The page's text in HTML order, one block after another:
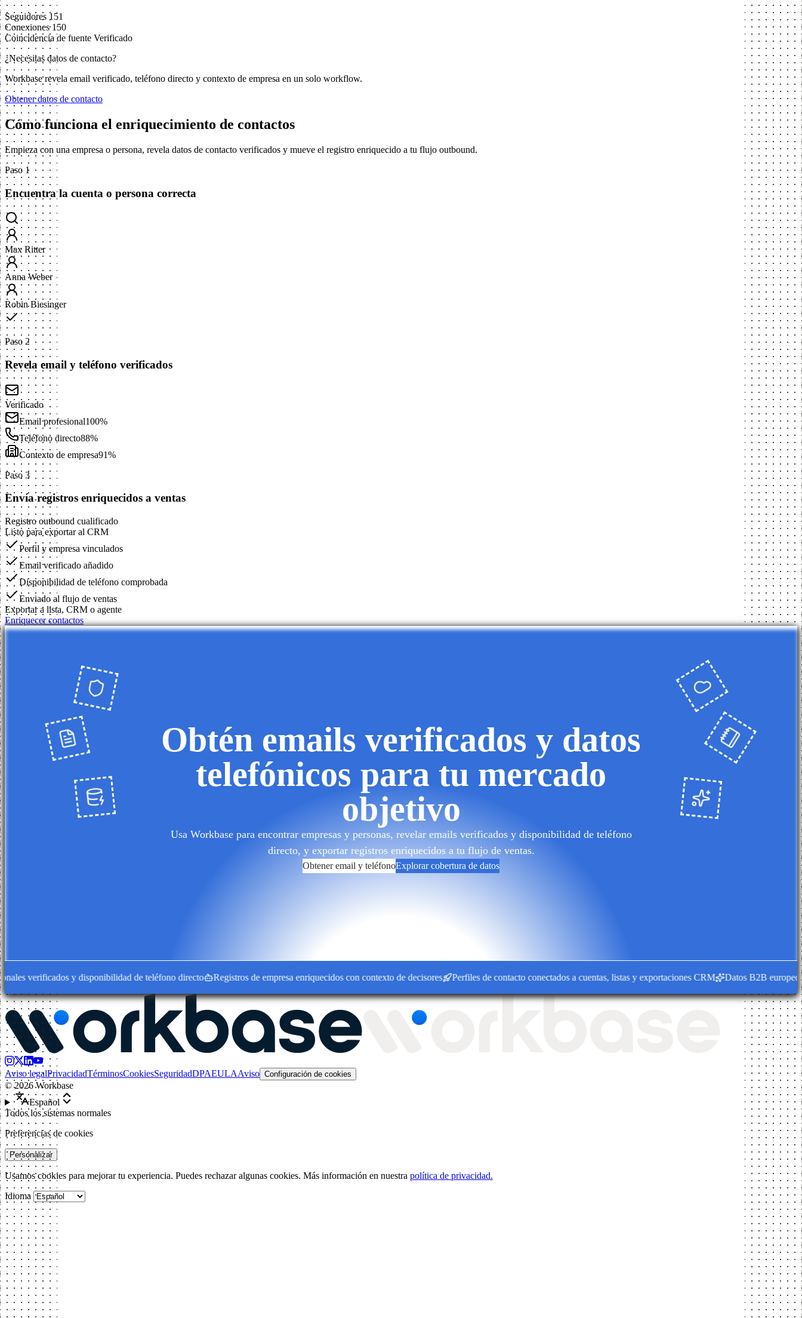
Seguidores 151
Conexiones 150
Coincidencia de fuente Verificado
¿Necesitas datos de contacto?
Workbase revela email verificado, teléfono directo y contexto de empresa en un solo workflow.
Obtener datos de contacto
Cómo funciona el enriquecimiento de contactos
Empieza con una empresa o persona, revela datos de contacto verificados y mueve el registro enriquecido a tu flujo outbound.
Paso 1
Encuentra la cuenta o persona correcta
Max Ritter
Anna Weber
Robin Biesinger
Paso 2
Revela email y teléfono verificados
Verificado
Email profesional100%
Teléfono directo88%
Contexto de empresa91%
Paso 3
Envía registros enriquecidos a ventas
Registro outbound cualificado
Listo para exportar al CRM
Perfil y empresa vinculados
Email verificado añadido
Disponibilidad de teléfono comprobada
Enviado al flujo de ventas
Exportar a lista, CRM o agente
Enriquecer contactos
Obtén emails verificados y datos
telefónicos para tu mercado
objetivo
Usa Workbase para encontrar empresas y personas, revelar emails verificados y disponibilidad de teléfono
directo, y exportar registros enriquecidos a tu flujo de ventas.
Obtener email y teléfonoExplorar cobertura de datos
verificados y disponibilidad de teléfono directo Registros de empresa enriquecidos con contexto de decisores Perfiles de contacto conectados a cuentas, listas y exportaciones CRM Datos B2B europeos
Aviso legalPrivacidadTérminosCookiesSeguridadDPAEULAAviso Configuración de cookies
©2026 Workbase
Español
Todos los sistemas normales
Preferencias de cookies
Personalizar
Usamos cookies para mejorar tu experiencia. Puedes rechazar algunas cookies. Más información en nuestra política de privacidad.
Idioma